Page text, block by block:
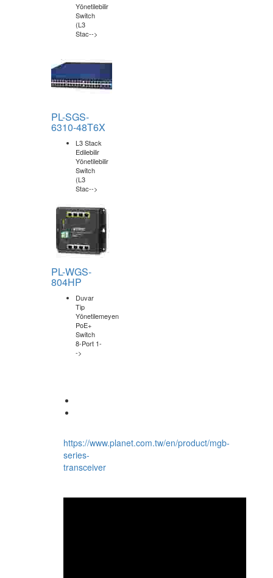
L3 Stack
Edilebilir
Yönetilebilir
Stac-->
PL-SGS-
6310-48T6X
L3 Stack
Edilebilir
Yönetilebilir
(L3
Stac-->
PL-WGS-
804HP
Duvar
Tip
Yönetilemeyen
PoE+
https://www.planet.com.tw/en/product/mgb-
transceiver